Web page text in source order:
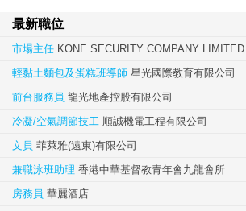
最新職位
市場主任 KONE SECURITY COMPANY LIMITED
輕黏土麵包及蛋糕班導師 星光國際教育有限公司
前台服務員 龍光地產控股有限公司
冷凝/空氣調節技工 順誠機電工程有限公司
文員 菲萊雅(遠東)有限公司
兼職泳班助理 香港中華基督教青年會九龍會所
房務員 華麗酒店